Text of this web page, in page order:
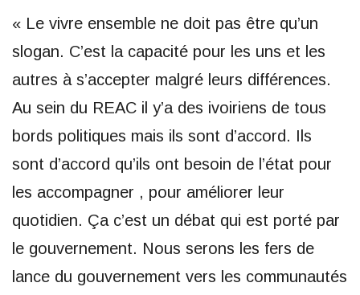
« Le vivre ensemble ne doit pas être qu’un
slogan. C’est la capacité pour les uns et les
autres à s’accepter malgré leurs différences.
Au sein du REAC il y’a des ivoiriens de tous
bords politiques mais ils sont d’accord. Ils
sont d’accord qu’ils ont besoin de l’état pour
les accompagner , pour améliorer leur
quotidien. Ça c’est un débat qui est porté par
le gouvernement. Nous serons les fers de
lance du gouvernement vers les communautés